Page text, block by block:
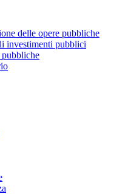
delle opere pubbliche
investimenti pubblici